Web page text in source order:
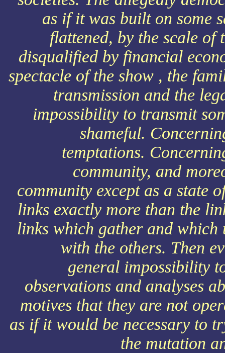
as if it was built on some
flattened, by the scale
disqualified by financial
spectacle of the show , the
transmission and the
impossibility to transmit
shameful.
temptations.
community, and
community except as a state
links exactly more than the
links which gather and which
with the others. Then
general impossibility
observations and analyses
motives that they are not
as if it would be necessary to
the mutation